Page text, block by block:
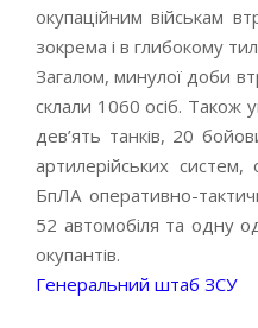
окупаційним військам
зокрема і в глибокому
Загалом, минулої доби
склали 1060 осіб. Також
дев’ять танків, 20
артилерійських
БпЛА оперативно-
52 автомобіля та одну
окупантів.
Генеральний штаб ЗСУ